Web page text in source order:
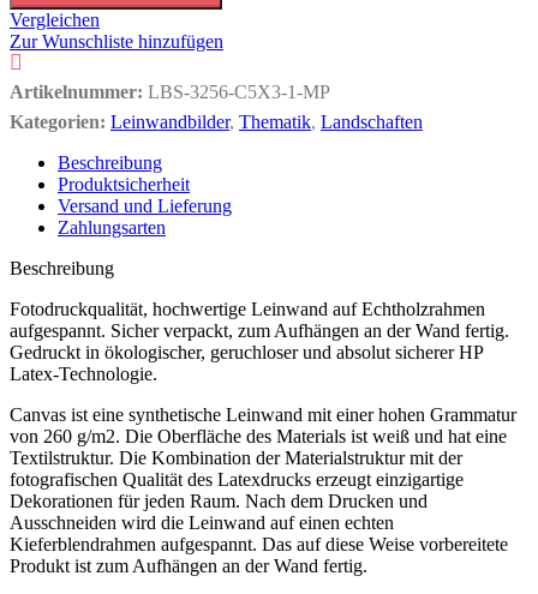
Vergleichen
Zur Wunschliste hinzufügen
Artikelnummer: LBS-3256-C5X3-1-MP
Kategorien: Leinwandbilder, Thematik, Landschaften
Beschreibung
Produktsicherheit
Versand und Lieferung
Zahlungsarten
Beschreibung
Fotodruckqualität, hochwertige Leinwand auf Echtholzrahmen
aufgespannt. Sicher verpackt, zum Aufhängen an der Wand fertig.
Gedruckt in ökologischer, geruchloser und absolut sicherer HP
Latex-Technologie.
Canvas ist eine synthetische Leinwand mit einer hohen Grammatur
von 260 g/m2. Die Oberfläche des Materials ist weiß und hat eine
Textilstruktur. Die Kombination der Materialstruktur mit der
fotografischen Qualität des Latexdrucks erzeugt einzigartige
Dekorationen für jeden Raum. Nach dem Drucken und
Ausschneiden wird die Leinwand auf einen echten
Kieferblendrahmen aufgespannt. Das auf diese Weise vorbereitete
Produkt ist zum Aufhängen an der Wand fertig.